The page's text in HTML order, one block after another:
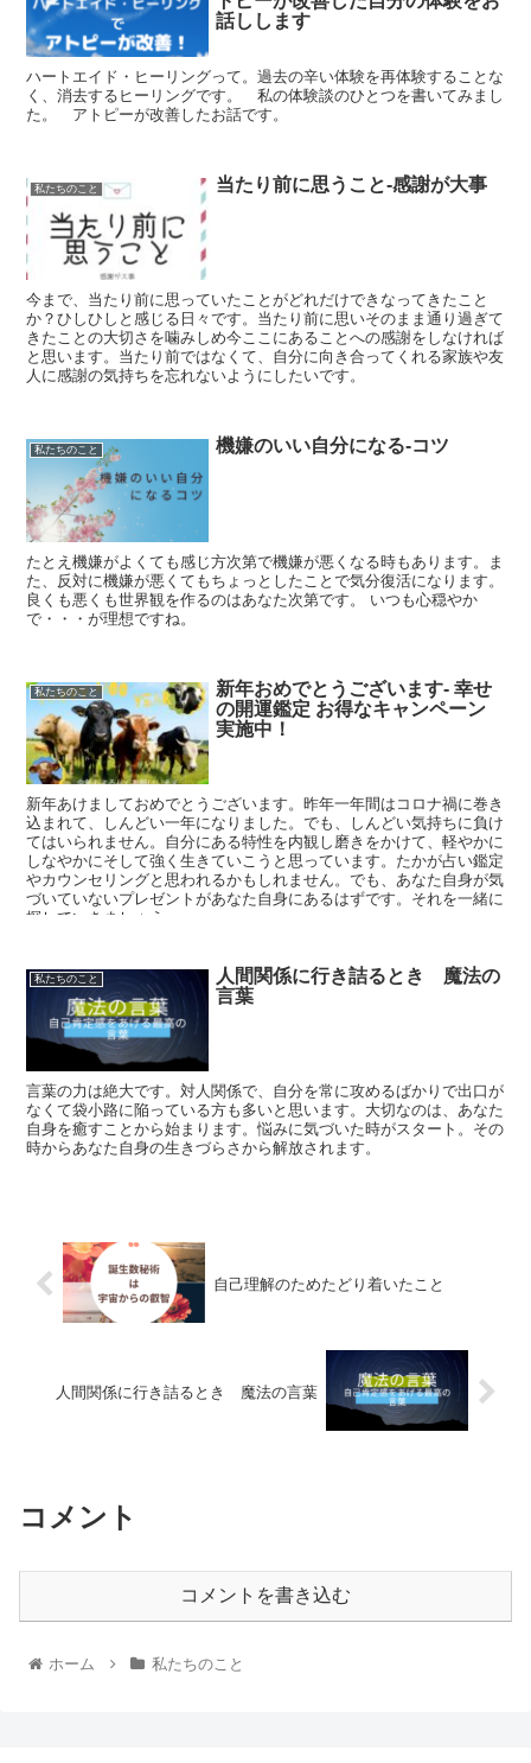
話しします
ハートエイド・ヒーリングって。過去の辛い体験を再体験することな
く、消去するヒーリングです。 私の体験談のひとつを書いてみまし
た。 アトピーが改善したお話です。
私たちのこと 当たり前に思うこと‐感謝が大事
今まで、当たり前に思っていたことがどれだけできなってきたこと
か？ひしひしと感じる日々です。当たり前に思いそのまま通り過ぎて
きたことの大切さを噛みしめ今ここにあることへの感謝をしなければ
と思います。当たり前ではなくて、自分に向き合ってくれる家族や友
人に感謝の気持ちを忘れないようにしたいです。
私たちのこと 機嫌のいい自分になる‐コツ
たとえ機嫌がよくても感じ方次第で機嫌が悪くなる時もあります。ま
た、反対に機嫌が悪くてもちょっとしたことで気分復活になります。
良くも悪くも世界観を作るのはあなた次第です。 いつも心穏やか
で・・・が理想ですね。
私たちのこと
新年おめでとうございます‐ 幸せ
の開運鑑定 お得なキャンペーン
実施中！
新年あけましておめでとうございます。昨年一年間はコロナ禍に巻き
込まれて、しんどい一年になりました。でも、しんどい気持ちに負け
てはいられません。自分にある特性を内観し磨きをかけて、軽やかに
しなやかにそして強く生きていこうと思っています。たかが占い鑑定
やカウンセリングと思われるかもしれません。でも、あなた自身が気
づいていないプレゼントがあなた自身にあるはずです。それを一緒に
探していきましょう。
私たちのこと
人間関係に行き詰るとき 魔法の
言葉
言葉の力は絶大です。対人関係で、自分を常に攻めるばかりで出口が
なくて袋小路に陥っている方も多いと思います。大切なのは、あなた
自身を癒すことから始まります。悩みに気づいた時がスタート。その
時からあなた自身の生きづらさから解放されます。
自己理解のためたどり着いたこと
人間関係に行き詰るとき 魔法の言葉
コメント
コメントを書き込む
ホーム 私たちのこと